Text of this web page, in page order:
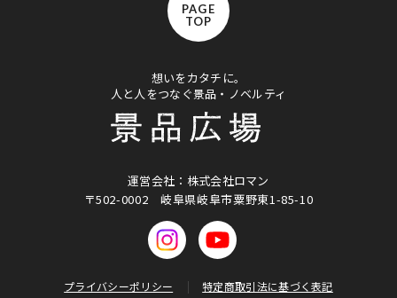
PAGE
TOP
想いをカタチに。
人と人をつなぐ景品・ノベルティ
運営会社：株式会社ロマン
〒502-0002岐阜県岐阜市粟野東1-85-10
プライバシーポリシー 特定商取引法に基づく表記